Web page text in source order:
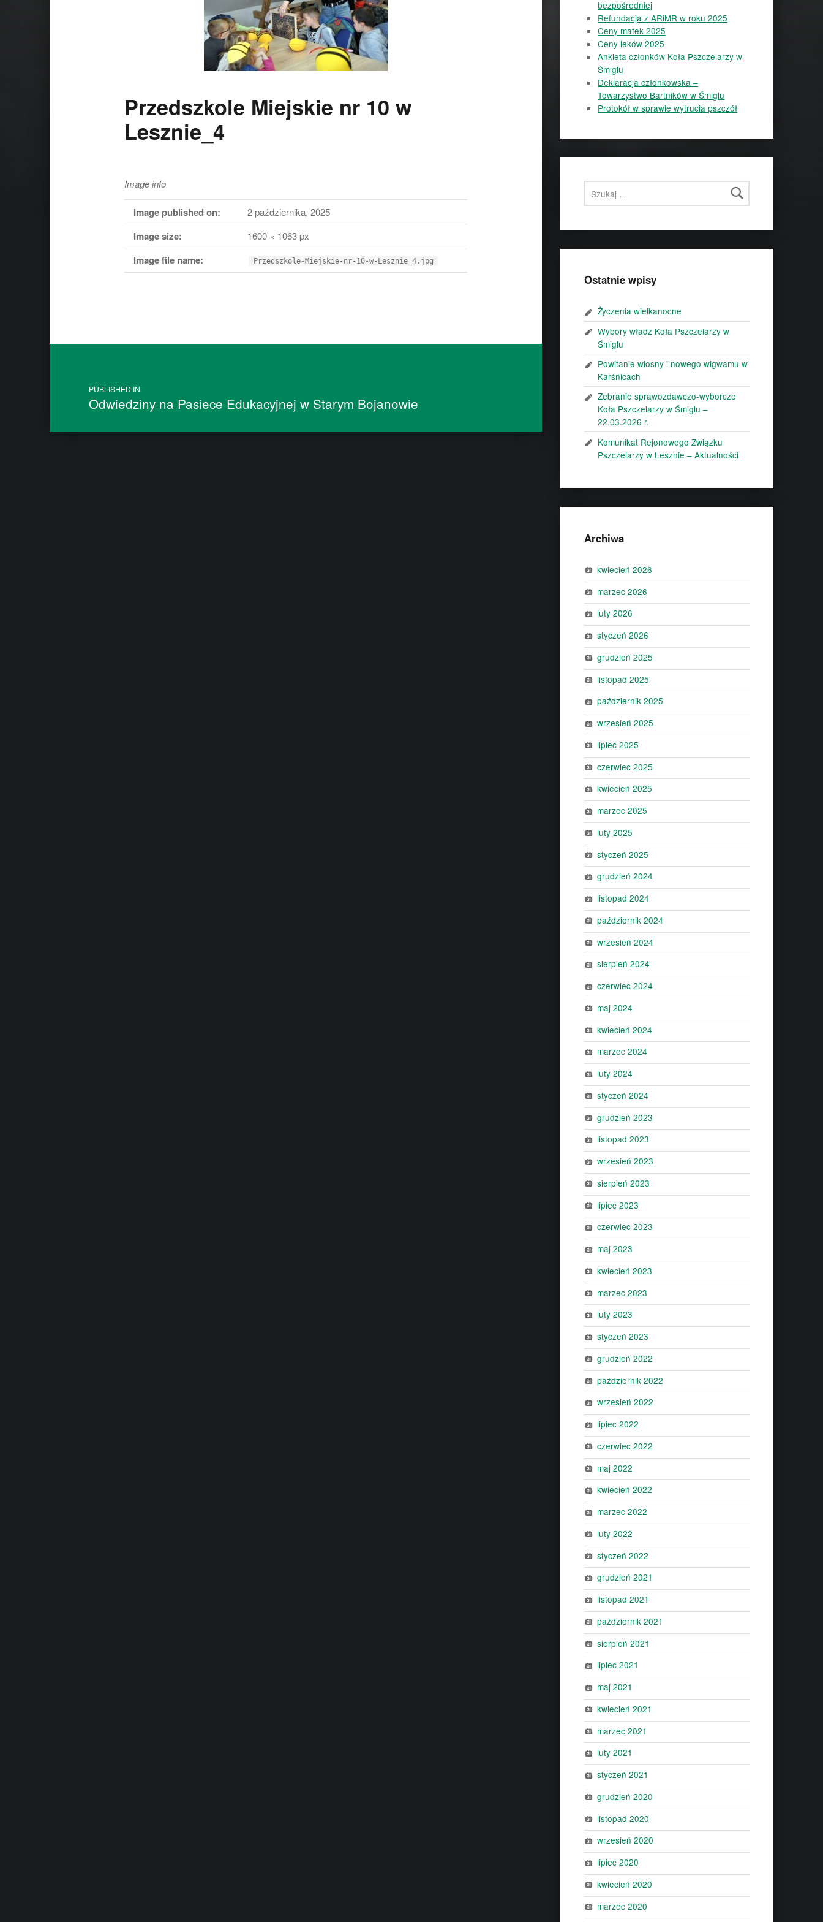
Przedszkole Miejskie nr 10 w
Lesznie_4
Image info
Image published on: 2 października, 2025
Image size: 1600 × 1063 px
Image file name: Przedszkole-Miejskie-nr-10-w-Lesznie_4.jpg
Post navigation
PUBLISHED IN
Odwiedziny na Pasiece Edukacyjnej w Starym Bojanowie
bezpośredniej
Refundacja z ARiMR w roku 2025
Ceny matek 2025
Ceny leków 2025
Ankieta członków Koła Pszczelarzy w
Śmiglu
Deklaracja członkowska –
Towarzystwo Bartników w Śmiglu
Protokół w sprawie wytrucia pszczół
Szukaj:
Ostatnie wpisy
Życzenia wielkanocne
Wybory władz Koła Pszczelarzy w
Śmiglu
Powitanie wiosny i nowego wigwamu w
Karśnicach
Zebranie sprawozdawczo-wyborcze
Koła Pszczelarzy w Śmiglu –
22.03.2026 r.
Komunikat Rejonowego Związku
Pszczelarzy w Lesznie – Aktualności
Archiwa
kwiecień 2026
marzec 2026
luty 2026
styczeń 2026
grudzień 2025
listopad 2025
październik 2025
wrzesień 2025
lipiec 2025
czerwiec 2025
kwiecień 2025
marzec 2025
luty 2025
styczeń 2025
grudzień 2024
listopad 2024
październik 2024
wrzesień 2024
sierpień 2024
czerwiec 2024
maj 2024
kwiecień 2024
marzec 2024
luty 2024
styczeń 2024
grudzień 2023
listopad 2023
wrzesień 2023
sierpień 2023
lipiec 2023
czerwiec 2023
maj 2023
kwiecień 2023
marzec 2023
luty 2023
styczeń 2023
grudzień 2022
październik 2022
wrzesień 2022
lipiec 2022
czerwiec 2022
maj 2022
kwiecień 2022
marzec 2022
luty 2022
styczeń 2022
grudzień 2021
listopad 2021
październik 2021
sierpień 2021
lipiec 2021
maj 2021
kwiecień 2021
marzec 2021
luty 2021
styczeń 2021
grudzień 2020
listopad 2020
wrzesień 2020
lipiec 2020
kwiecień 2020
marzec 2020